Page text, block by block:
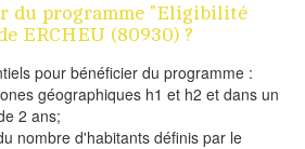
du programme "Eligibilité
ERCHEU (80930) ?
pour bénéficier du programme :
géographiques h1 et h2 et dans un
2 ans;
nombre d'habitants définis par le